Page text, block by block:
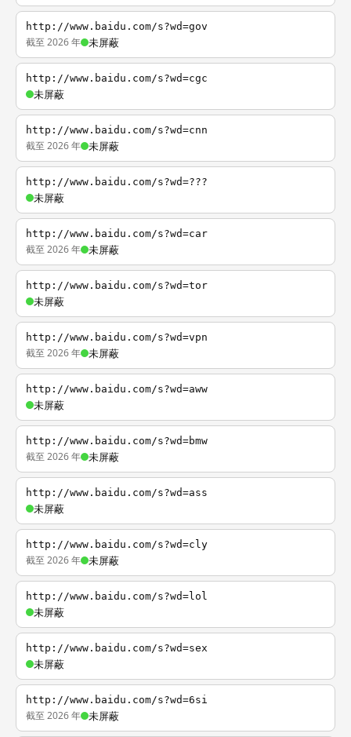
http://www.baidu.com/s?wd=gov
截至 2026 年 未屏蔽
http://www.baidu.com/s?wd=cgc
未屏蔽
http://www.baidu.com/s?wd=cnn
截至 2026 年 未屏蔽
http://www.baidu.com/s?wd=???
未屏蔽
http://www.baidu.com/s?wd=car
截至 2026 年 未屏蔽
http://www.baidu.com/s?wd=tor
未屏蔽
http://www.baidu.com/s?wd=vpn
截至 2026 年 未屏蔽
http://www.baidu.com/s?wd=aww
未屏蔽
http://www.baidu.com/s?wd=bmw
截至 2026 年 未屏蔽
http://www.baidu.com/s?wd=ass
未屏蔽
http://www.baidu.com/s?wd=cly
截至 2026 年 未屏蔽
http://www.baidu.com/s?wd=lol
未屏蔽
http://www.baidu.com/s?wd=sex
未屏蔽
http://www.baidu.com/s?wd=6si
截至 2026 年 未屏蔽